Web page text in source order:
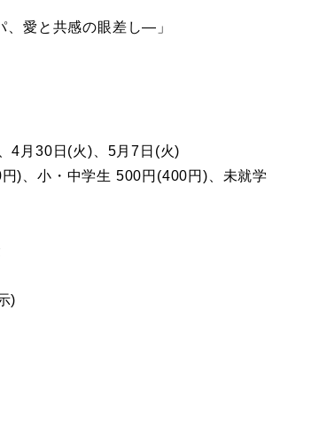
愛と共感の眼差し—」
4月30日(火)、5月7日(火)
)、小・中学生 500円(400円)、未就学
)